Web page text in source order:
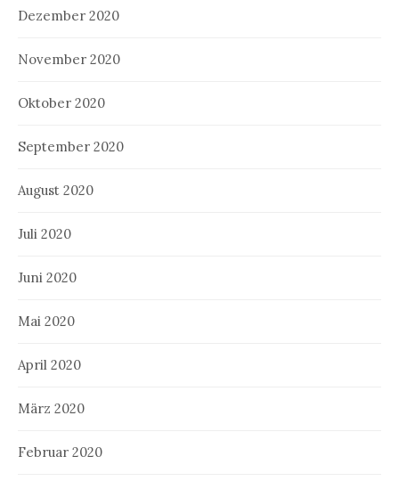
Dezember 2020
November 2020
Oktober 2020
September 2020
August 2020
Juli 2020
Juni 2020
Mai 2020
April 2020
März 2020
Februar 2020